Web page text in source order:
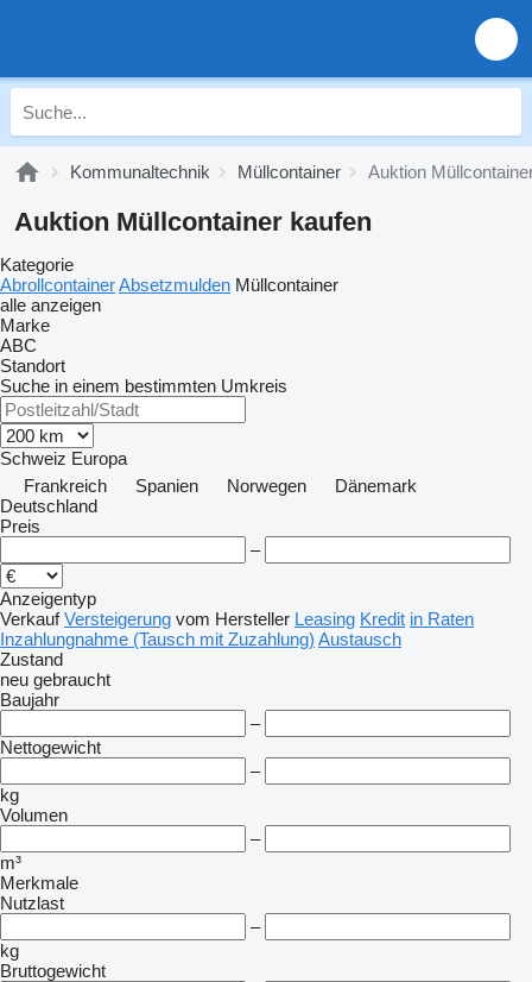
Kommunaltechnik Müllcontainer Auktion
Auktion Müllcontainer kaufen
Kategorie
AbrollcontainerAbsetzmulden Müllcontainer
alle anzeigen
Marke
ABC
Standort
Suche in einem bestimmten Umkreis
Schweiz Europa
Frankreich
Spanien Norwegen
Dänemark
Deutschland
Preis
–
Anzeigentyp
Verkauf Versteigerung vom Hersteller Leasing Kredit in Raten
Inzahlungnahme (Tausch mit Zuzahlung) Austausch
Zustand
neu gebraucht
Baujahr
–
Nettogewicht
–
kg
Volumen
–
m³
Merkmale
Nutzlast
–
kg
Bruttogewicht